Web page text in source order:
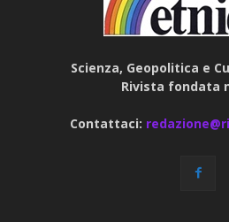
Scienza, Geopolitica e
Rivista fondata
Contattaci: